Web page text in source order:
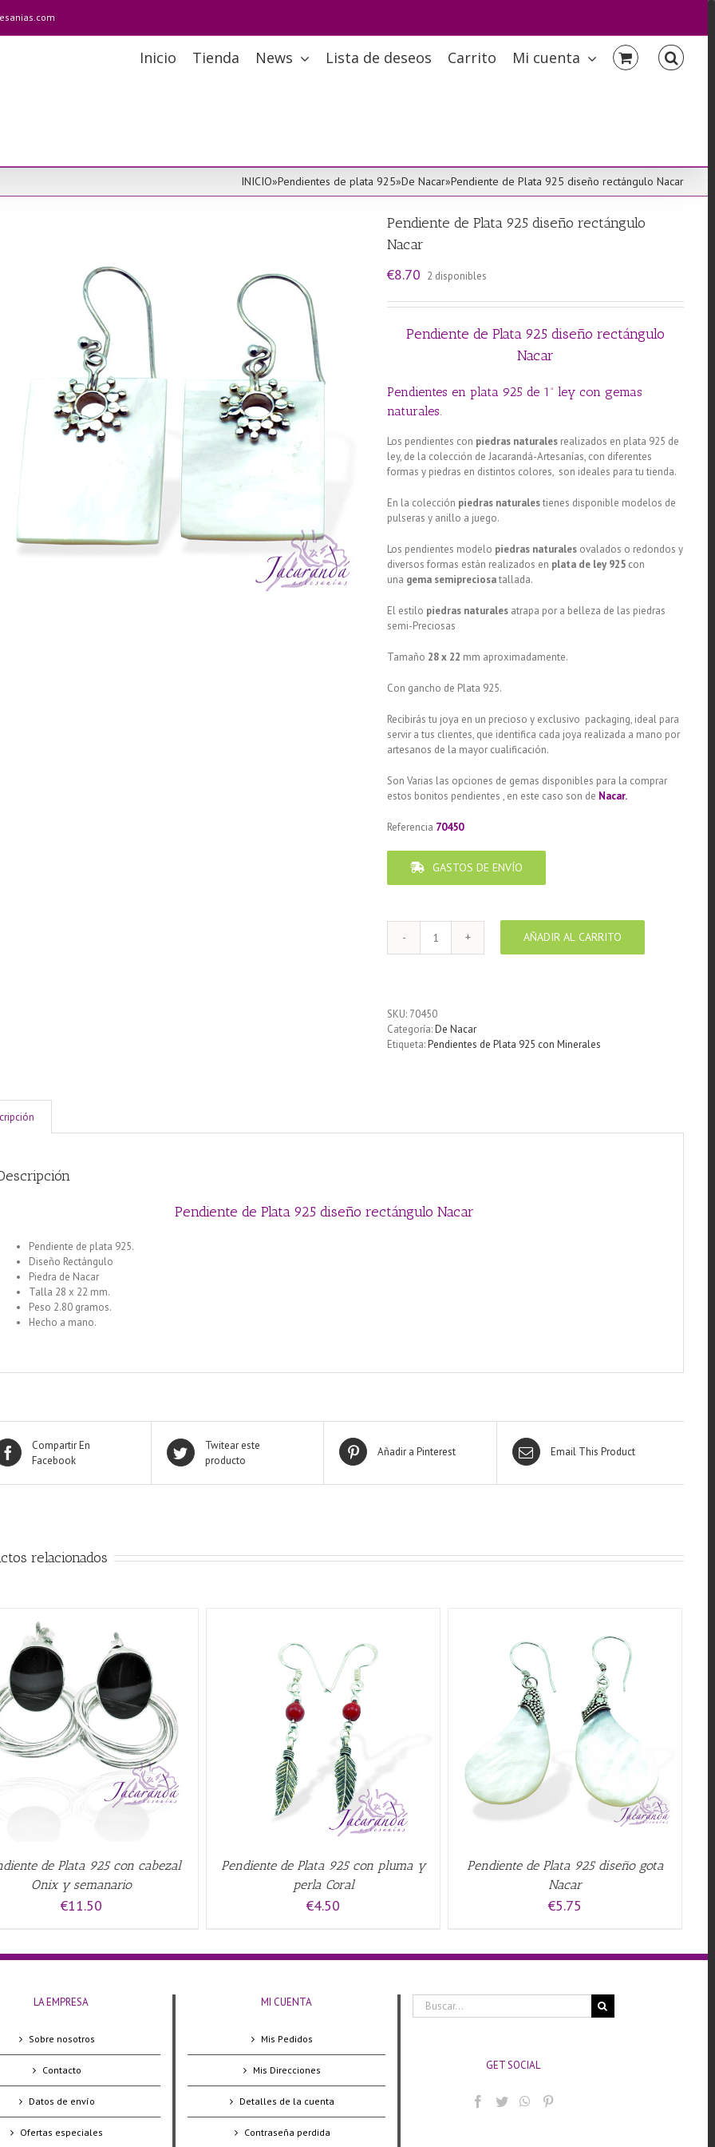
Inicio Tienda News Lista de deseos Carrito Mi cuenta
INICIO»Pendientes de plata 925»De Nacar»Pendiente de Plata 925 diseño rectángulo Nacar
Pendiente de Plata 925 diseño rectángulo
Nacar
€8.70 2 disponibles
Pendiente de Plata 925 diseño rectángulo
Nacar
Pendientes en plata 925 de 1ª ley con gemas
naturales.
Los pendientes con piedras naturales realizados en plata 925 de
ley, de la colección de Jacarandá-Artesanías, con diferentes
formas y piedras en distintos colores, son ideales para tu tienda.
En la colección piedras naturalestienes disponible modelos de
pulseras y anillo a juego.
Los pendientes modelo piedras naturales ovalados o redondos y
diversos formas están realizados en plata de ley 925 con
una gema semipreciosatallada.
El estilo piedras naturales atrapa por a belleza de las piedras
semi-Preciosas
Tamaño 28 x 22 mm aproximadamente.
Con gancho de Plata 925.
Recibirás tu joya en un precioso y exclusivo packaging, ideal para
servir a tus clientes, que identifica cada joya realizada a mano por
artesanos de la mayor cualificación.
Son Varias las opciones de gemas disponibles para la comprar
estos bonitos pendientes , en este caso son de Nacar.
Referencia 70450
GASTOS DE ENVÍO
Pendiente
de
rectángulo
Nacar
cantidad
AÑADIR AL CARRITO
SKU: 70450
Categoría:De Nacar
Etiqueta:Pendientes de Plata 925 con Minerales
Pendiente de Plata 925 diseño rectángulo Nacar
Pendiente de plata 925.
Diseño Rectángulo
Piedra de Nacar
Talla 28 x 22 mm.
Peso 2.80 gramos.
Hecho a mano.
Compartir En
Facebook
Twitear este
producto
Añadir a Pinterest Email This Product
relacionados
de Plata 925 con cabezal
Onix y semanario
€11.50
AÑADIR AL CARRITO QUICK VIEW
Pendiente de Plata 925 con pluma y
perla Coral
€4.50
AÑADIR AL CARRITO /
Pendiente de Plata 925 diseño gota
Nacar
€5.75
LA EMPRESA
Sobre nosotros
Contacto
Datos de envío
Ofertas especiales
MI CUENTA
Mis Pedidos
Mis Direcciones
Detalles de la cuenta
Contraseña perdida
Buscar:
GET SOCIAL